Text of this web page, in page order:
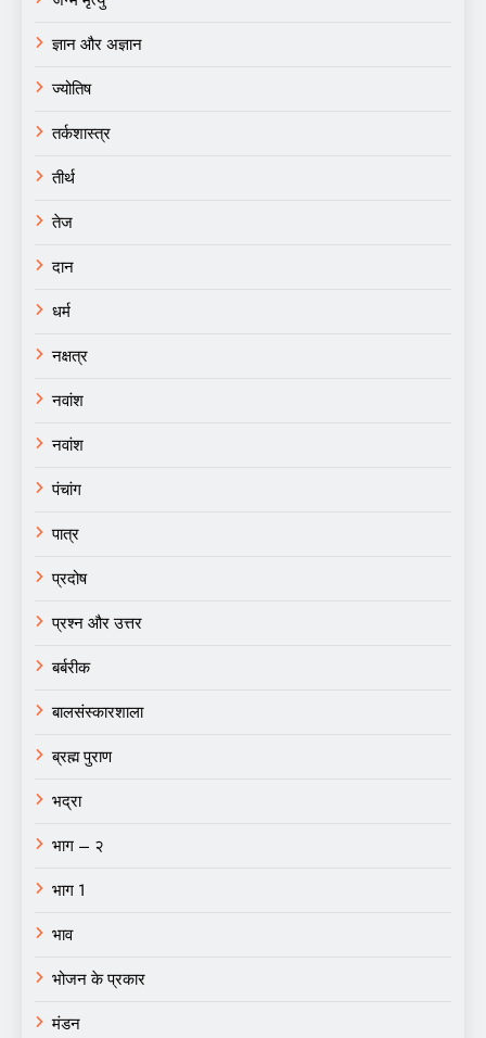
ज्ञान और अज्ञान
ज्योतिष
तर्कशास्त्र
तीर्थ
तेज
दान
धर्म
नक्षत्र
नवांश
नवांश
पंचांग
पात्र
प्रदोष
प्रश्न और उत्तर
बर्बरीक
बालसंस्कारशाला
ब्रह्म पुराण
भद्रा
भाग – २
भाग 1
भाव
भोजन के प्रकार
मंडन